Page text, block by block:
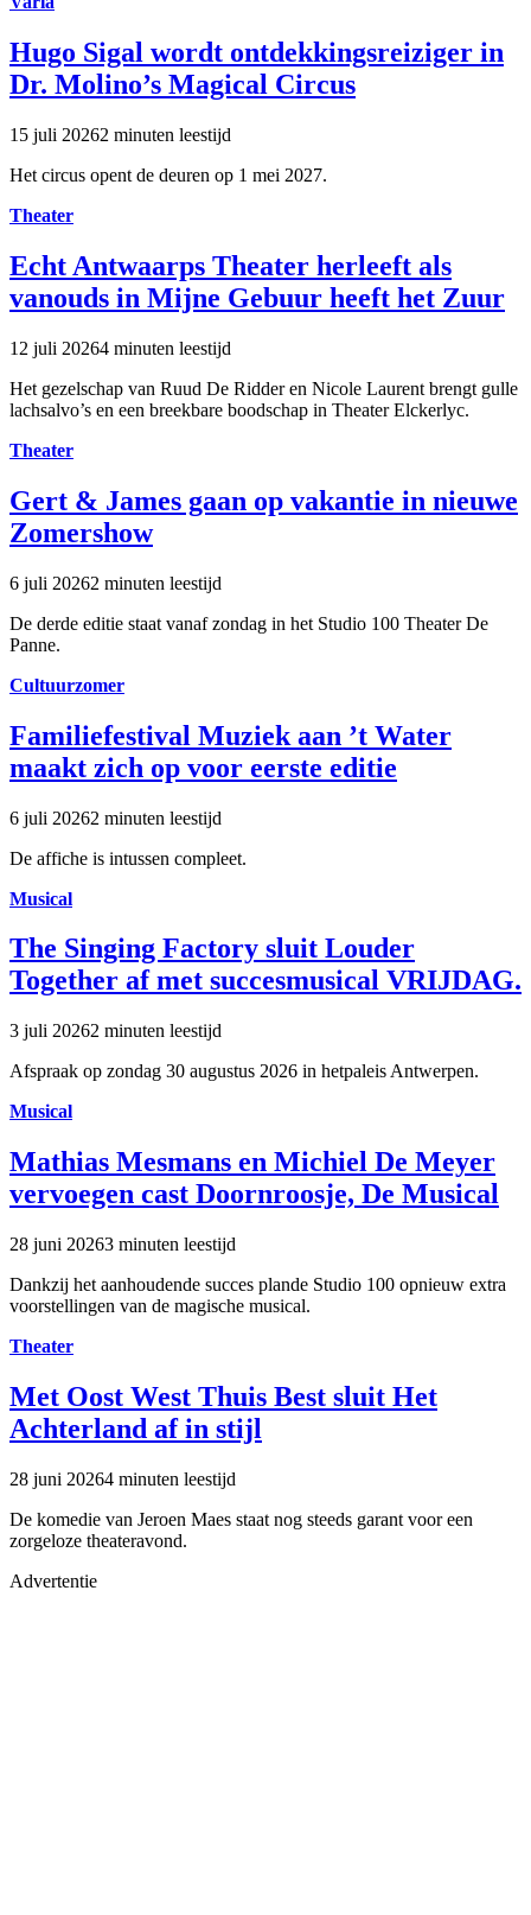
Hugo Sigal wordt ontdekkingsreiziger in
Dr. Molino’s Magical Circus
15 juli 20262 minuten leestijd
Het circus opent de deuren op 1 mei 2027.
Theater
Echt Antwaarps Theater herleeft als
vanouds in Mijne Gebuur heeft het Zuur
12 juli 20264 minuten leestijd
Het gezelschap van Ruud De Ridder en Nicole Laurent brengt gulle
lachsalvo’s en een breekbare boodschap in Theater Elckerlyc.
Theater
Gert & James gaan op vakantie in nieuwe
Zomershow
6 juli 20262 minuten leestijd
De derde editie staat vanaf zondag in het Studio 100 Theater De
Panne.
Cultuurzomer
Familiefestival Muziek aan ’t Water
maakt zich op voor eerste editie
6 juli 20262 minuten leestijd
De affiche is intussen compleet.
Musical
The Singing Factory sluit Louder
Together af met succesmusical VRIJDAG.
3 juli 20262 minuten leestijd
Afspraak op zondag 30 augustus 2026 in hetpaleis Antwerpen.
Musical
Mathias Mesmans en Michiel De Meyer
vervoegen cast Doornroosje, De Musical
28 juni 20263 minuten leestijd
Dankzij het aanhoudende succes plande Studio 100 opnieuw extra
voorstellingen van de magische musical.
Theater
Met Oost West Thuis Best sluit Het
Achterland af in stijl
28 juni 20264 minuten leestijd
De komedie van Jeroen Maes staat nog steeds garant voor een
zorgeloze theateravond.
Advertentie